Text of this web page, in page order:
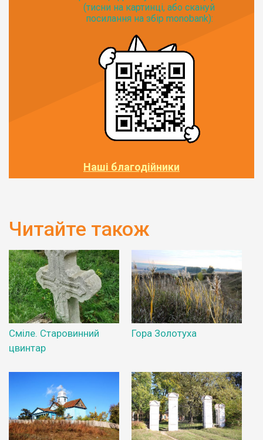
(тисни на картинці, або скануй
посилання на збір monobank):
Наші благодійники
Читайте також
Сміле. Старовинний
цвинтар
Гора Золотуха